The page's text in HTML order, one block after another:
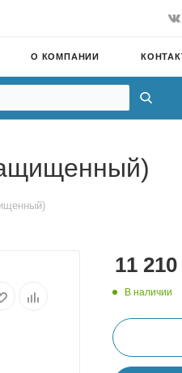
О КОМПАНИИ
11 210
В наличии